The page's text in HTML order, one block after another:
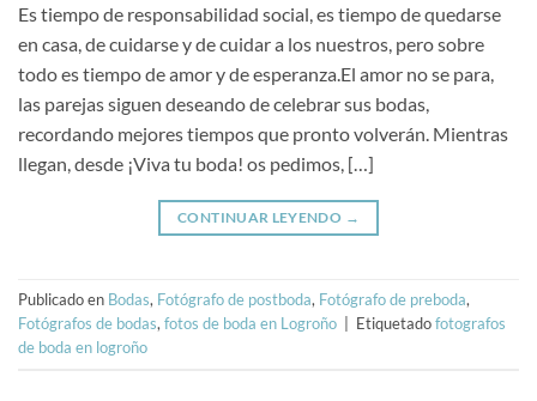
Es tiempo de responsabilidad social, es tiempo de quedarse
en casa, de cuidarse y de cuidar a los nuestros, pero sobre
todo es tiempo de amor y de esperanza.El amor no se para,
las parejas siguen deseando de celebrar sus bodas,
recordando mejores tiempos que pronto volverán. Mientras
llegan, desde ¡Viva tu boda! os pedimos, […]
CONTINUAR LEYENDO →
Publicado en Bodas, Fotógrafo de postboda, Fotógrafo de preboda,
Fotógrafos de bodas,fotos de boda en Logroño Etiquetadofotografos
de boda en logroño